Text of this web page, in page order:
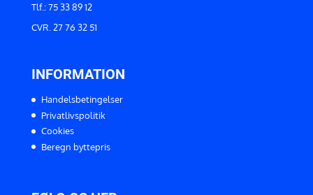
Tlf.: 75 33 89 12
CVR. 27 76 32 51
INFORMATION
Handelsbetingelser
Privatlivspolitik
Cookies
Beregn byttepris